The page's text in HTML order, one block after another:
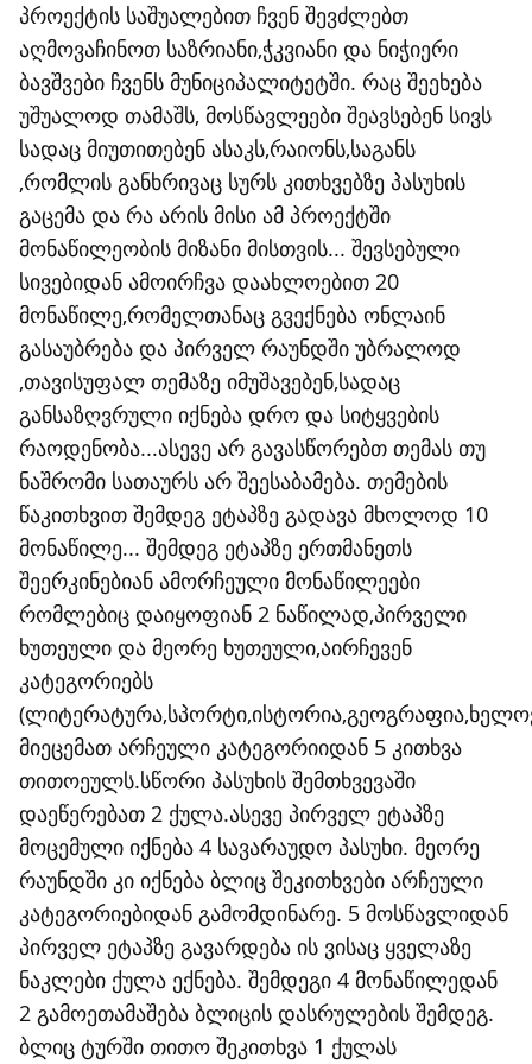
პროექტის საშუალებით ჩვენ შევძლებთ
აღმოვაჩინოთ საზრიანი,ჭკვიანი და ნიჭიერი
ბავშვები ჩვენს მუნიციპალიტეტში. რაც შეეხება
უშუალოდ თამაშს, მოსწავლეები შეავსებენ სივს
სადაც მიუთითებენ ასაკს,რაიონს,საგანს
,რომლის განხრივაც სურს კითხვებზე პასუხის
გაცემა და რა არის მისი ამ პროექტში
მონაწილეობის მიზანი მისთვის... შევსებული
სივებიდან ამოირჩვა დაახლოებით 20
მონაწილე,რომელთანაც გვექნება ონლაინ
გასაუბრება და პირველ რაუნდში უბრალოდ
,თავისუფალ თემაზე იმუშავებენ,სადაც
განსაზღვრული იქნება დრო და სიტყვების
რაოდენობა...ასევე არ გავასწორებთ თემას თუ
ნაშრომი სათაურს არ შეესაბამება. თემების
წაკითხვით შემდეგ ეტაპზე გადავა მხოლოდ 10
მონაწილე... შემდეგ ეტაპზე ერთმანეთს
შეერკინებიან ამორჩეული მონაწილეები
რომლებიც დაიყოფიან 2 ნაწილად,პირველი
ხუთეული და მეორე ხუთეული,აირჩევენ
კატეგორიებს
მიეცემათ არჩეული კატეგორიიდან 5 კითხვა
თითოეულს.სწორი პასუხის შემთხვევაში
დაეწერებათ 2 ქულა.ასევე პირველ ეტაპზე
მოცემული იქნება 4 სავარაუდო პასუხი. მეორე
რაუნდში კი იქნება ბლიც შეკითხვები არჩეული
კატეგორიებიდან გამომდინარე. 5 მოსწავლიდან
პირველ ეტაპზე გავარდება ის ვისაც ყველაზე
ნაკლები ქულა ექნება. შემდეგი 4 მონაწილედან
2 გამოეთამაშება ბლიცის დასრულების შემდეგ.
ბლიც ტურში თითო შეკითხვა 1 ქულას